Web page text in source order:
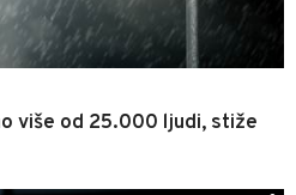
više od 25.000 ljudi, stiže